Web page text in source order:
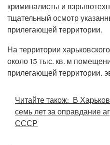
криминалисты и
тщательный осмотр
прилегающей территории.
На территории
около 15 тыс. кв. м
прилегающей территории,
Читайте також: В
семь лет за оправдание
СССР